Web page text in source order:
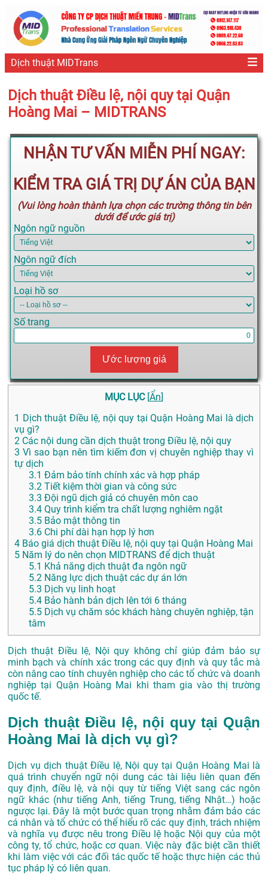
Dịch thuật MIDTrans
Dịch thuật Điều lệ, nội quy tại Quận
Hoàng Mai – MIDTRANS
NHẬN TƯ VẤN MIỄN PHÍ NGAY:
KIỂM TRA GIÁ TRỊ DỰ ÁN CỦA BẠN
(Vui lòng hoàn thành lựa chọn các trường thông tin bên
dưới để ước giá trị)
Ngôn ngữ nguồn
Ngôn ngữ đích
Loại hồ sơ
Số trang
Ước lượng giá
MỤC LỤC [Ẩn]
1 Dịch thuật Điều lệ, nội quy tại Quận Hoàng Mai là dịch
vụ gì?
2 Các nội dung cần dịch thuật trong Điều lệ, nội quy
3 Vì sao bạn nên tìm kiếm đơn vị chuyên nghiệp thay vì
tự dịch
3.1 Đảm bảo tính chính xác và hợp pháp
3.2 Tiết kiệm thời gian và công sức
3.3 Đội ngũ dịch giả có chuyên môn cao
3.4 Quy trình kiểm tra chất lượng nghiêm ngặt
3.5 Bảo mật thông tin
3.6 Chi phí dài hạn hợp lý hơn
4 Báo giá dịch thuật Điều lệ, nội quy tại Quận Hoàng Mai
5 Năm lý do nên chọn MIDTRANS để dịch thuật
5.1 Khả năng dịch thuật đa ngôn ngữ
5.2 Năng lực dịch thuật các dự án lớn
5.3 Dịch vụ linh hoạt
5.4 Bảo hành bản dịch lên tới 6 tháng
5.5 Dịch vụ chăm sóc khách hàng chuyên nghiệp, tận
tâm
Dịch thuật Điều lệ, Nội quy không chỉ giúp đảm bảo sự
minh bạch và chính xác trong các quy định và quy tắc mà
còn nâng cao tính chuyên nghiệp cho các tổ chức và doanh
nghiệp tại Quận Hoàng Mai khi tham gia vào thị trường
quốc tế.
Dịch thuật Điều lệ, nội quy tại Quận
Hoàng Mai là dịch vụ gì?
Dịch vụ dịch thuật Điều lệ, Nội quy tại Quận Hoàng Mai là
quá trình chuyển ngữ nội dung các tài liệu liên quan đến
quy định, điều lệ, và nội quy từ tiếng Việt sang các ngôn
ngữ khác (như tiếng Anh, tiếng Trung, tiếng Nhật…) hoặc
ngược lại. Đây là một bước quan trọng nhằm đảm bảo các
cá nhân và tổ chức có thể hiểu rõ các quy định, trách nhiệm
và nghĩa vụ được nêu trong Điều lệ hoặc Nội quy của một
công ty, tổ chức, hoặc cơ quan. Việc này đặc biệt cần thiết
khi làm việc với các đối tác quốc tế hoặc thực hiện các thủ
tục pháp lý có liên quan.